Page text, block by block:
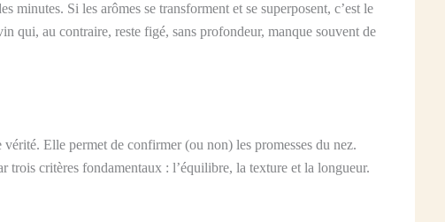
minutes. Si les arômes se transforment et se superposent, c’est le
qui, au contraire, reste figé, sans profondeur, manque souvent de
Elle permet de confirmer (ou non) les promesses du nez.
trois critères fondamentaux : l’équilibre, la texture et la longueur.